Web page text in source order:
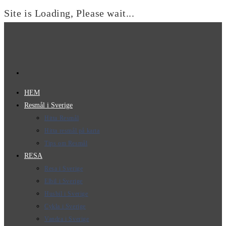
Site is Loading, Please wait...
HEM
Resmål i Sverige
Hitta Resmål
Hitta resmål på karta
Tips om Resmål
RESA
Resa i Sverige
Elbil i Sverige
Husbil i Sverige
Cykla i Sverige
Vandra i Sverige